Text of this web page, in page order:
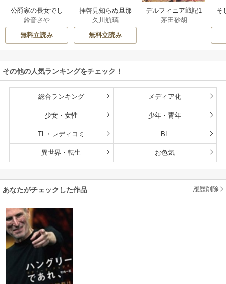
公爵家の長女でし
た
鈴音さや
無料立読み
拝啓見知らぬ旦那
様、離婚していた
だきます
久川航璃
無料立読み
デルフィニア戦記1
茅田砂胡
そ
その他の人気ランキングをチェック！
総合ランキング メディア化
少女・女性 少年・青年
TL・レディコミ BL
異世界・転生 お色気
あなたがチェックした作品 履歴削除